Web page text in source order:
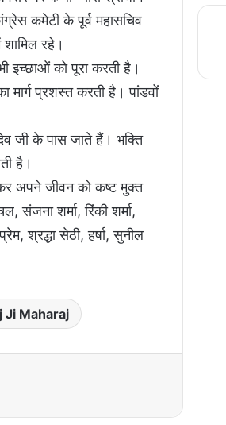
कमेटी के पूर्व महासचिव
रहे।
इच्छाओं को पूरा करती है।
मार्ग प्रशस्त करती है। पांडवों
जी के पास जाते हैं। भक्ति
है।
अपने जीवन को कष्ट मुक्त
संजना शर्मा, रिंकी शर्मा,
श्रद्धा सेठी, हर्षा, सुनील
Ji Maharaj